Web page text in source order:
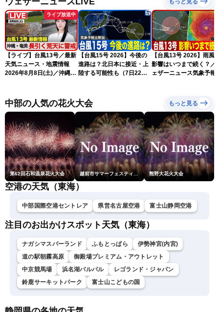
ライブ放送中
【ライブ】台風13号／最新
天気ニュース・地震情報
2026年8月8日(土)／沖縄・
〈ウェザーニュースLiVEモ
ーニング・松本真央／山口
剛央〉
【台風15号 2026】今後の
進路は？北日本に接近・上
陸する可能性も（7日22時
【台風13号 2026】雨風
影響はいつまで続く？／
ェザーニュース気象予報
中部の人気の花火大会 もっと見る
第62回石和温泉花火大会 越前市サマーフェスティバル花火大会 熊野大花火大会
空港の天気（東海）
中部国際空港セントレア 県営名古屋空港 富士山静岡空港
注目のお出かけスポット天気（東海）
ナガシマスパーランド ふもとっぱら
伊勢神宮(内宮)
道の駅朝霧高原
御殿場プレミアム・アウトレット
中京競馬場
浜名湖パルパル
レゴランド・ジャパン
鈴鹿サーキットパーク
富士山こどもの国